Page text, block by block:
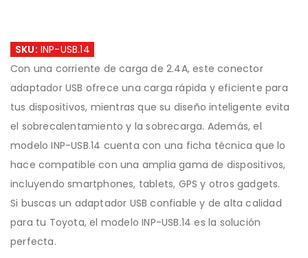
SKU: INP-USB.14
Con una corriente de carga de 2.4A, este conector
adaptador USB ofrece una carga rápida y eficiente para
tus dispositivos, mientras que su diseño inteligente evita
el sobrecalentamiento y la sobrecarga. Además, el
modelo INP-USB.14 cuenta con una ficha técnica que lo
hace compatible con una amplia gama de dispositivos,
incluyendo smartphones, tablets, GPS y otros gadgets.
Si buscas un adaptador USB confiable y de alta calidad
para tu Toyota, el modelo INP-USB.14 es la solución
perfecta.